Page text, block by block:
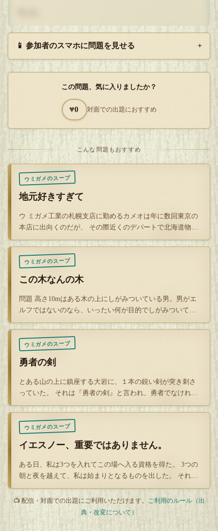
芽がすぐ入るほどの生命力ということで親しまれている明日
葉、江戸の前から保存食として同じ塩水に何度も魚を浸して
作られたくさや汁「塩汁 で魚を発酵させた料理くさや、ま
た沢山の焼酎などなど、、、
温暖な黒潮に囲まれた漁業の豊かな八丈島では5つの地域区
大賀郷、三根、樫立、末吉、中之郷。
大賀郷は特に栄えている「といったらほかの地域が失礼です
が 地区です。空港や海水浴場、ふるさと村や歴史民俗資料
館などの観光名所が多数存在します。大賀郷地区にはスーパ
ーあさぬまという島内でおそらく一番規模が大きいであろう
スーパーがあります。末吉地区などの一番離れた場所からも
多数お客さんがやってきます。スーパーあさぬまでは特に島
寿しの取り揃えが多く、様々な高級魚を島寿しで食べること
ができます。
三根地区では、八丈島を代表する巨大な海水浴場の1つ底土
海水浴場が存在します。底土は黒潮に囲まれた温暖な気候の
ため3月からサーファーが訪れたり釣り客もいるなど海水浴
以外でも楽しむことができます。また、浜松町から出た定期
的に八丈島に来る船も底土海水浴場の隣にある底土港にやっ
てくるため運が良ければ船を見ることも可能です。
樫立地区では八丈島の名物の1つである服部屋敷での「服部
太鼓」が楽しめます。
あまり大きな声で言えることではありませんが、服部屋敷に
祖母の家が近いので毎回滞在したときは服部太鼓を目覚まし
時計の代わりにしている所存です。贅沢です。お金を払わな
📱 参加者のスマホに問題を見せる +
この問題、気に入りましたか？
♥0 対面での出題におすすめ
こんな問題もおすすめ
ウミガメのスープ
地元好きすぎて
ウ ミガメ工業の札幌支店に勤めるカメオは年に数回東京の
本店に出向くのだが、 その際近くのデパートで北海道物産
展を催してい…
ウミガメのスープ
この木なんの木
問題 高さ10mはある木の上にしがみついている男。男がエ
ルフではないのなら、いったい何が目的でしがみついてい
るのだろう？
ウミガメのスープ
勇者の剣
とある山の上に鎮座する大岩に、１本の鋭い剣が突き刺さ
っていた。 それは『勇者の剣』と言われ、勇者でなければ
引き抜けないと…
ウミガメのスープ
イエスノー、重要ではありません。
ある日、私は3つを入れてこの場へ入る資格を得た。 3つの
朝と夜を越えて、私は始まりとなるものを出した。 それか
らずっと、…
📺 配信・対面での出題にご利用いただけます。
ご利用のルール（出
典・改変について）